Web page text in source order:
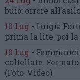
buio: orrore
10 Lug - Luigia
prima la lite, poi
10 Lug -
coltellate. Fermato
(Foto-Video)